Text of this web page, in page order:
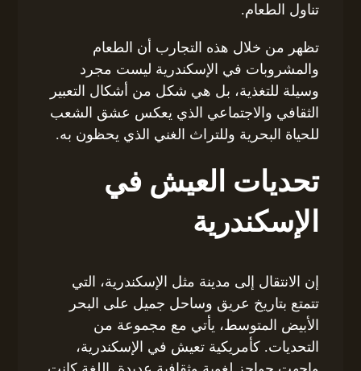
تناول الطعام.
تظهر من خلال هذه التجارب أن الطعام
والمشروبات في الإسكندرية ليست مجرد
وسيلة للتغذية، بل هي شكل من أشكال التعبير
الثقافي والاجتماعي الذي يعكس عشق الشعب
للحياة البحرية وللتراث الغني الذي يحظون به.
تحديات العيش في
الإسكندرية
إن الانتقال إلى مدينة مثل الإسكندرية، التي
تتمتع بتاريخ عريق وساحل جميل على البحر
الأبيض المتوسط، يأتي مع مجموعة من
التحديات. كأمريكية تعيش في الإسكندرية،